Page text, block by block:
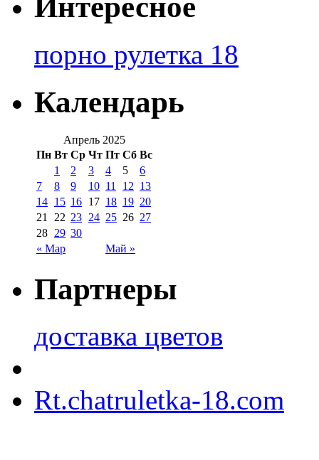
порно рулетка 18
Календарь
Апрель 2025
Пн Вт Ср Чт Пт Сб Вс
« Мар Май »
1 2 3 4 5
6
7
8 9 10 11 12 13
14 15 16 17 18 19 20
21
22 23 24 25 26 27
28 29 30
Партнеры
доставка цветов
Rt.chatruletka-18.com